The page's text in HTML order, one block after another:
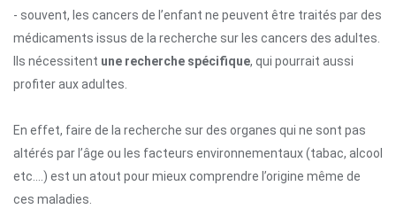
- souvent, les cancers de l’enfant ne peuvent être traités par des
médicaments issus de la recherche sur les cancers des adultes.
Ils nécessitent une recherche spécifique, qui pourrait aussi
profiter aux adultes.
En effet, faire de la recherche sur des organes qui ne sont pas
altérés par l’âge ou les facteurs environnementaux (tabac, alcool
etc.…) est un atout pour mieux comprendre l’origine même de
ces maladies.